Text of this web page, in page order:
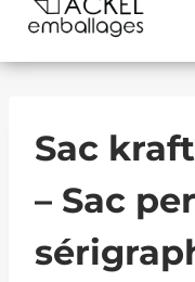
Sac
– Sac